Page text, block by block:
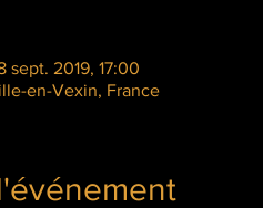
sept. 2019, 17:00
en-Vexin, France